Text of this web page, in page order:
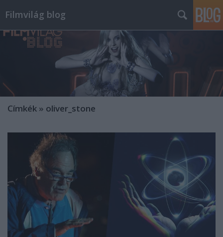
Filmvilág blog
Címkék » oliver_stone